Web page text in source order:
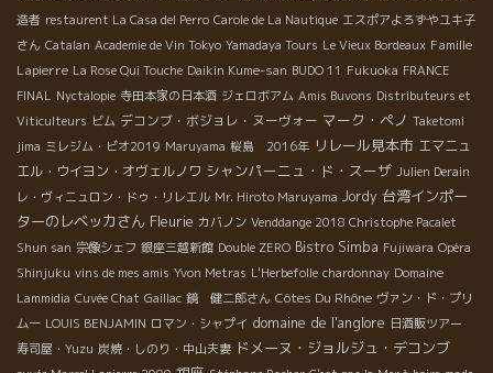
造者 restaurent La Casa del Perro Carole de La Nautique エスポアよろずやユキ子
さん Catalan Academie de Vin Tokyo Yamadaya Tours Le Vieux Bordeaux Famille
Lapierre La Rose Qui Touche Daikin Kume-san BUDO 11 Fukuoka FRANCE
FINAL Nyctalopie 寺田本家の日本酒 ジェロボアム Amis Buvons Distributeurs et
Viticulteurs ビム デコンブ・ボジョレ・ヌーヴォー マーク・ペノ Taketomi
jima ミレジム・ビオ2019 Maruyama 桜島 2016年 リレール見本市 エマニュ
エル・ウイヨン・オヴェルノワ シャンパーニュ・ド・スーザ Julien Derain
レ・ヴィニュロン・ドゥ・リレエル Mr. Hiroto Maruyama Jordy 台湾インポー
ターのレベッカさん Fleurie カバノン Venddange 2018 Christophe Pacalet
Shun san 宗像シェフ 銀座三越新館 Double ZERO Bistro Simba Fujiwara Opéra
Shinjuku vins de mes amis Yvon Metras L'Herbefolle chardonnay Domaine
Lammidia Cuvée Chat Gaillac 鏡 健二郎さん Côtes Du Rhône ヴァン・ド・プリ
ムー LOUIS BENJAMIN ロマン・シャプイ domaine de l'anglore 日酒販ツアー
寿司屋・Yuzu 炭焼・しのり・中山夫妻 ドメーヌ・ジョルジュ・デコンブ